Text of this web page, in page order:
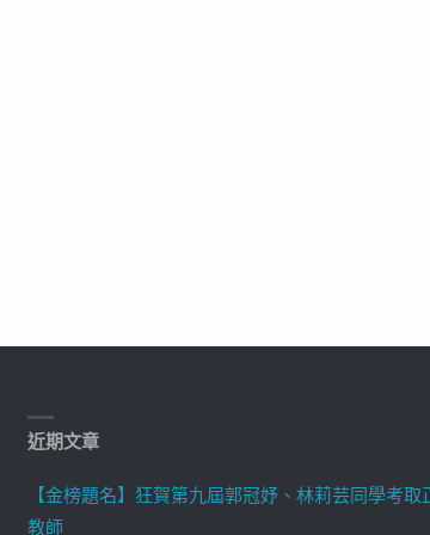
近期文章
【金榜題名】狂賀第九屆郭冠妤、林莉芸同學考取
教師